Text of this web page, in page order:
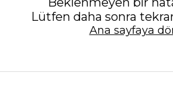
Lütfen daha sonra
Ana sayfaya